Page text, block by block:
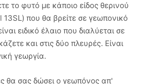
το φυτό με κάποιο είδος θερινού
που θα βρείτε σε γεωπονικό
ειδικό έλαιο που διαλύεται σε
και στις δύο πλευρές. Είναι
γεωργία.
θα σας δώσει ο γεωπόνος απ'